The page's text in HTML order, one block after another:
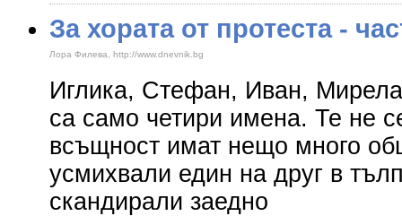
За хората от протеста -
Лора Филева, http://www.dnevnik.bg
Иглика, Стефан, Иван,
са само четири имена. Те не
всъщност имат нещо много
усмихвали един на друг в
скандирали заедно